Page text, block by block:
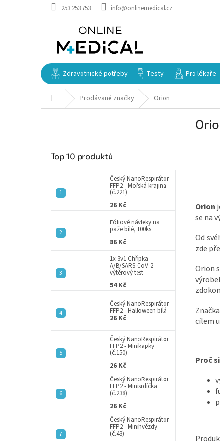
na
253 253 753 info@onlinemedical.cz
Zdravotnické potřeby Testy Pro lékaře
Domů Prodávané značky Orion
Top 10 produktů
Český NanoRespirátor
FFP2 - Mořská krajina
(č.221)
26 Kč
Fóliové návleky na
paže bílé, 100ks
86 Kč
1x 3v1 Chřipka
A/B/SARS-CoV-2
výtěrový test
54 Kč
Český NanoRespirátor
FFP2 - Halloween bílá
26 Kč
Český NanoRespirátor
FFP2 - Minikapky
(č.150)
26 Kč
Český NanoRespirátor
FFP2 - Minisrdíčka
(č.238)
26 Kč
Český NanoRespirátor
FFP2 - Minihvězdy
(č.43)
Orion
se na
Od
zde
Orion
cílem
Proč